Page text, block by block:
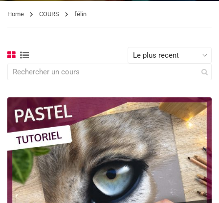
Home COURS félin